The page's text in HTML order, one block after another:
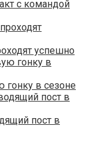
с командой
успешно
гонку в сезоне
пост в